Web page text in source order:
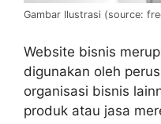
Gambar Ilustrasi (source:
Website bisnis
digunakan oleh
organisasi bisnis
produk atau jasa